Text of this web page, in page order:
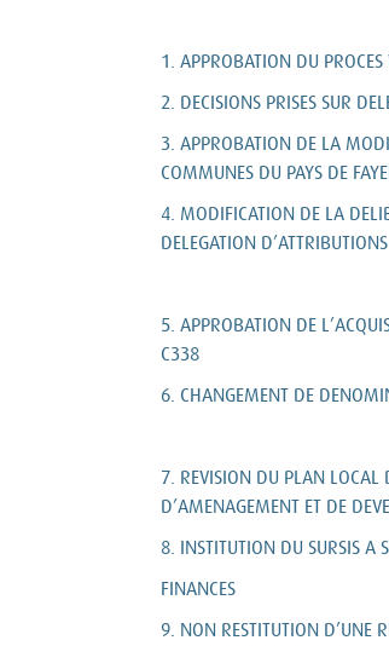
1. APPROBATION DU
2. DECISIONS PRISES SUR
3. APPROBATION DE LA
COMMUNES DU PAYS DE
4. MODIFICATION DE LA
DELEGATION
5. APPROBATION DE
C338
6. CHANGEMENT DE
7. REVISION DU PLAN LOCAL
D’AMENAGEMENT ET DE
8. INSTITUTION DU SURSIS A
FINANCES
9. NON RESTITUTION D’UNE